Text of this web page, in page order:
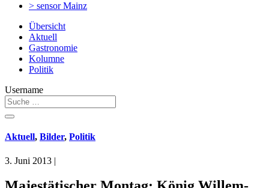
> sensorMainz
Übersicht
Aktuell
Gastronomie
Kolumne
Politik
Username
Aktuell, Bilder, Politik
3. Juni 2013 |